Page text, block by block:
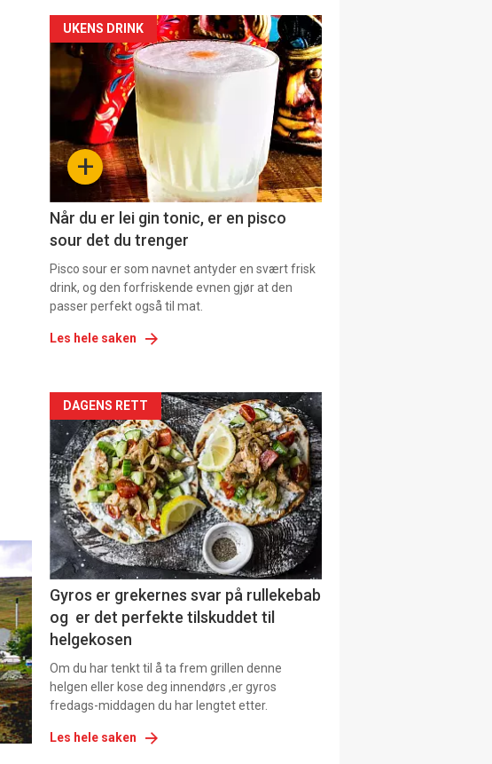
Artikler
detail
section
11+
UKENS DRINK
Når du er lei gin tonic, er en pisco
sour det du trenger
Pisco sour er som navnet antyder en svært frisk
drink, og den forfriskende evnen gjør at den
passer perfekt også til mat.
Les hele saken
Artikler
detail
-
section
11
Dagens
rett
DAGENS RETT
Gyros er grekernes svar på rullekebab
og er det perfekte tilskuddet til
helgekosen
Om du har tenkt til å ta frem grillen denne
helgen eller kose deg innendørs ,er gyros
fredags-middagen du har lengtet etter.
Les hele saken